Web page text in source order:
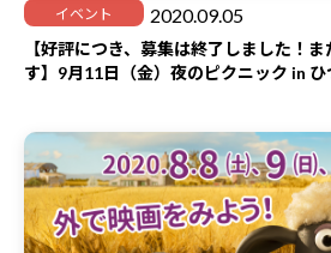
イベント 2020.09.05
【好評につき、募集は終了しました！
す】9月11日（金）夜のピクニック in